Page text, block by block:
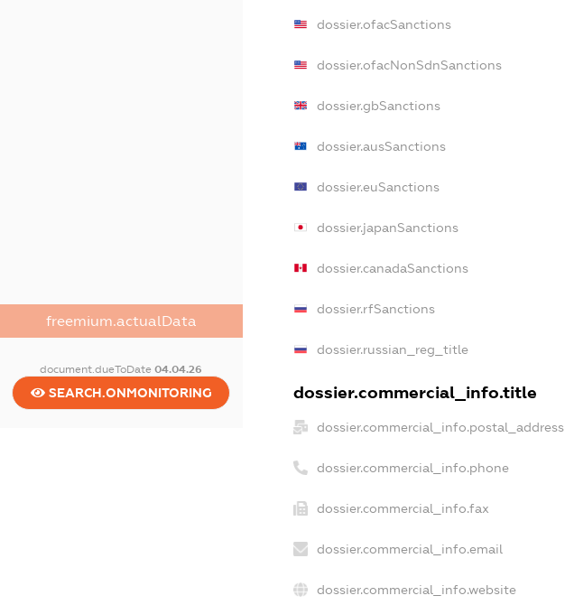
freemium.actualData
document.dueToDate04.04.26
SEARCH.ONMONITORING
dossier.ofacSanctions
dossier.ofacNonSdnSanctions
dossier.gbSanctions
dossier.ausSanctions
dossier.euSanctions
dossier.japanSanctions
dossier.canadaSanctions
dossier.rfSanctions
dossier.russian_reg_title
dossier.commercial_info.title
dossier.commercial_info.postal_address
dossier.commercial_info.phone
dossier.commercial_info.fax
dossier.commercial_info.email
dossier.commercial_info.website